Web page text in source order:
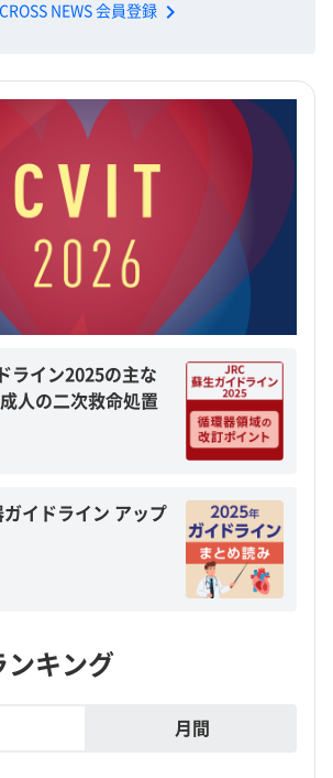
NEWS 会員登録 chevron_right
ライン2025の主な
人の二次救命処置
イドライン アップ
ンキング
月間